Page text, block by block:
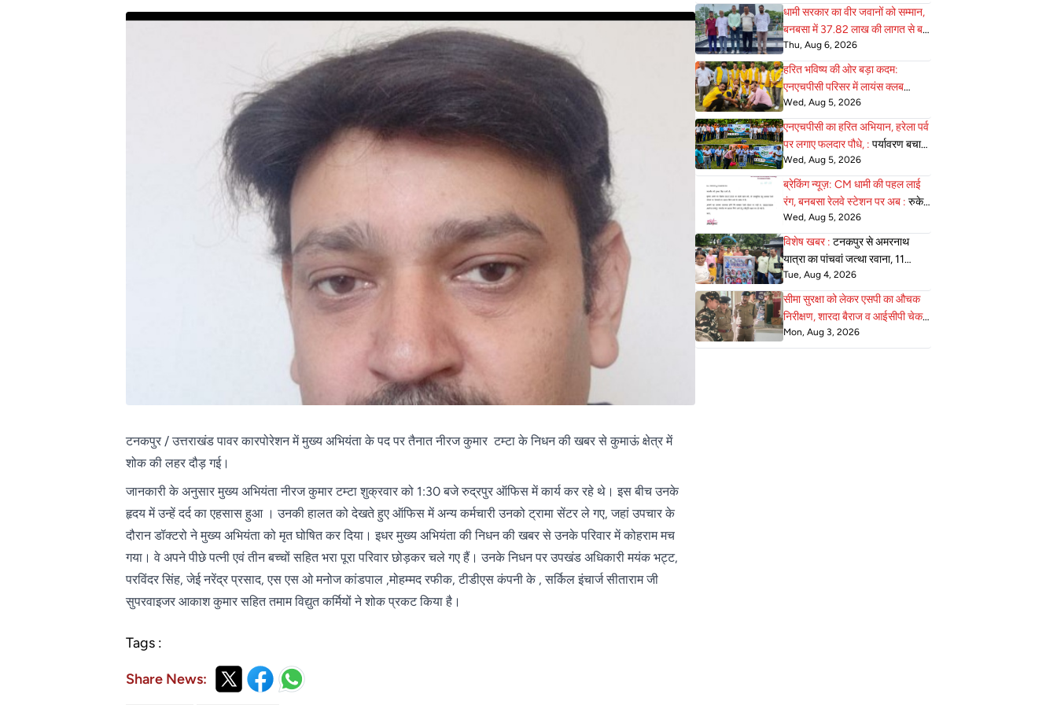
टनकपुर / उत्तराखंड पावर कारपोरेशन में मुख्य अभियंता के पद पर तैनात नीरज कुमार टम्टा के निधन की खबर से कुमाऊं क्षेत्र में
शोक की लहर दौड़ गई।
जानकारी के अनुसार मुख्य अभियंता नीरज कुमार टम्टा शुक्रवार को 1:30 बजे रुद्रपुर ऑफिस में कार्य कर रहे थे। इस बीच उनके
हृदय में उन्हें दर्द का एहसास हुआ । उनकी हालत को देखते हुए ऑफिस में अन्य कर्मचारी उनको ट्रामा सेंटर ले गए, जहां उपचार के
दौरान डॉक्टरो ने मुख्य अभियंता को मृत घोषित कर दिया। इधर मुख्य अभियंता की निधन की खबर से उनके परिवार में कोहराम मच
गया। वे अपने पीछे पत्नी एवं तीन बच्चों सहित भरा पूरा परिवार छोड़कर चले गए हैं। उनके निधन पर उपखंड अधिकारी मयंक भट्ट,
परविंदर सिंह, जेई नरेंद्र प्रसाद, एस एस ओ मनोज कांडपाल ,मोहम्मद रफीक, टीडीएस कंपनी के , सर्किल इंचार्ज सीताराम जी
सुपरवाइजर आकाश कुमार सहित तमाम विद्युत कर्मियों ने शोक प्रकट किया है।
Tags :
Share News:
आवाजाही की अनुमति
धामी सरकार का वीर जवानों को सम्मान,
बनबसा में 37.82 लाख की लागत से बन
:रहा भव्य सैनिक स्मारक अंतिम चरण में
Thu, Aug 6, 2026
हरित भविष्य की ओर बड़ा कदम:
एनएचपीसी परिसर में लायंस क्लब
जोन-22 ने 75 :पौधे रोपे, पर्यावरण
संरक्षण का दिया सशक्त संदेश
Wed, Aug 5, 2026
एनएचपीसी का हरित अभियान, हरेला पर्व
पर लगाए फलदार पौधे, : पर्यावरण बचाने
का लिया संकल्प
Wed, Aug 5, 2026
ब्रेकिंग न्यूज़: CM धामी की पहल लाई
रंग, बनबसा रेलवे स्टेशन पर अब : रुकेगी
अछनेरा–टनकपुर एक्सप्रेस
Wed, Aug 5, 2026
विशेष खबर : टनकपुर से अमरनाथ
यात्रा का पांचवां जत्था रवाना, 11
अगस्त को होगी वापसी
Tue, Aug 4, 2026
सीमा सुरक्षा को लेकर एसपी का औचक
निरीक्षण, शारदा बैराज व आईसीपी चेक :
पोस्ट की व्यवस्थाएं परखी
Mon, Aug 3, 2026